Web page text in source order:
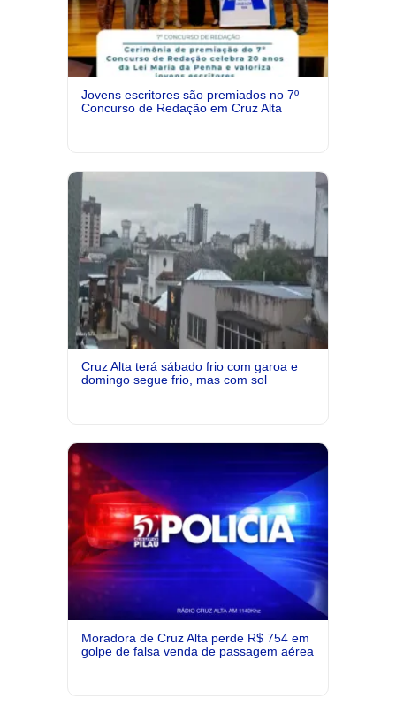
Jovens escritores são premiados no 7º
Concurso de Redação em Cruz Alta
Cruz Alta terá sábado frio com garoa e
domingo segue frio, mas com sol
Moradora de Cruz Alta perde R$ 754 em
golpe de falsa venda de passagem aérea